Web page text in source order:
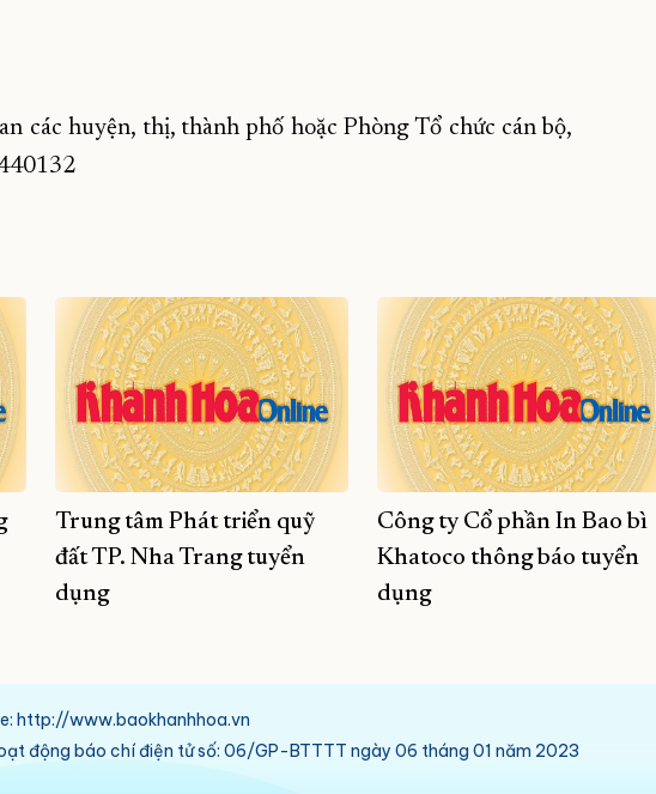
các huyện, thị, thành phố hoặc Phòng Tổ chức cán bộ,
Trung tâm Phát triển quỹ
đất TP. Nha Trang tuyển
dụng
Công ty Cổ phần In Bao bì
Khatoco thông báo tuyển
dụng
http://www.baokhanhhoa.vn
động báo chí điện tử số: 06/GP-BTTTT ngày 06 tháng 01 năm 2023